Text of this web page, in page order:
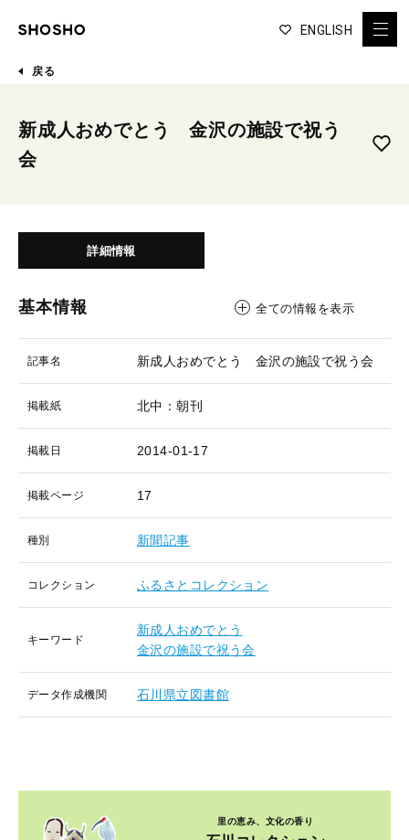
ENGLISH
戻る
新成人おめでとう 金沢の施設で祝う
会
詳細情報
基本情報 全ての情報を表示
記事名 新成人おめでとう 金沢の施設で祝う会
掲載紙 北中：朝刊
掲載日 2014-01-17
掲載ページ 17
種別 新聞記事
コレクション ふるさとコレクション
キーワード
新成人おめでとう
金沢の施設で祝う会
データ作成機関 石川県立図書館
里の恵み、文化の香り